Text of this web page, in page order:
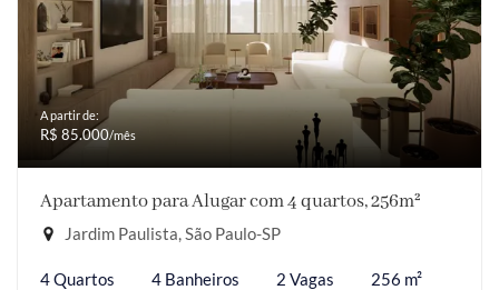
A partir de:
R$ 85.000/mês
Apartamento para Alugar com 4 quartos, 256m²
Jardim Paulista, São Paulo-SP
4 Quartos 4 Banheiros 2 Vagas 256 m²